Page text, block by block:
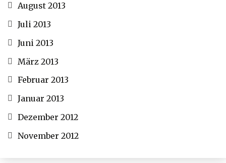
August 2013
Juli 2013
Juni 2013
März 2013
Februar 2013
Januar 2013
Dezember 2012
November 2012